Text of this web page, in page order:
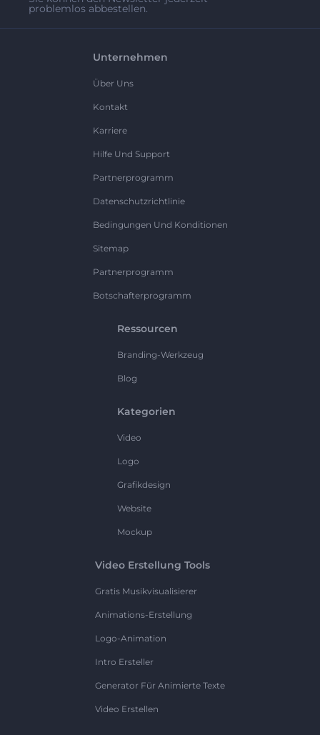
problemlos abbestellen.
Unternehmen
Über Uns
Kontakt
Karriere
Hilfe Und Support
Partnerprogramm
Datenschutzrichtlinie
Bedingungen Und Konditionen
Sitemap
Partnerprogramm
Botschafterprogramm
Ressourcen
Branding-Werkzeug
Blog
Kategorien
Video
Logo
Grafikdesign
Website
Mockup
Video Erstellung Tools
Gratis Musikvisualisierer
Animations-Erstellung
Logo-Animation
Intro Ersteller
Generator Für Animierte Texte
Video Erstellen